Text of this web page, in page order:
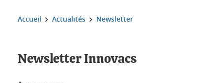
Vous êtes ici :
Accueil Actualités Newsletter
Newsletter Innovacs